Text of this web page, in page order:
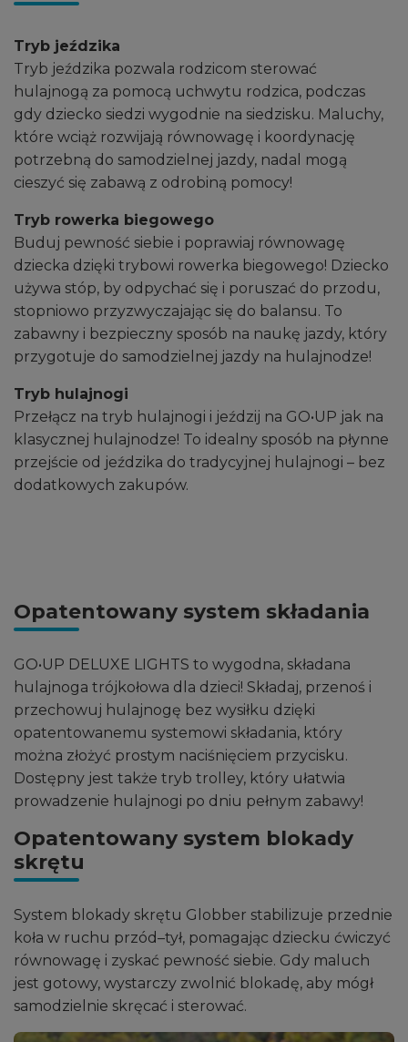
Tryb jeździka
Tryb jeździka pozwala rodzicom sterować
hulajnogą za pomocą uchwytu rodzica, podczas
gdy dziecko siedzi wygodnie na siedzisku. Maluchy,
które wciąż rozwijają równowagę i koordynację
potrzebną do samodzielnej jazdy, nadal mogą
cieszyć się zabawą z odrobiną pomocy!
Tryb rowerka biegowego
Buduj pewność siebie i poprawiaj równowagę
dziecka dzięki trybowi rowerka biegowego! Dziecko
używa stóp, by odpychać się i poruszać do przodu,
stopniowo przyzwyczajając się do balansu. To
zabawny i bezpieczny sposób na naukę jazdy, który
przygotuje do samodzielnej jazdy na hulajnodze!
Tryb hulajnogi
Przełącz na tryb hulajnogi i jeździj na GO•UP jak na
klasycznej hulajnodze! To idealny sposób na płynne
przejście od jeździka do tradycyjnej hulajnogi – bez
dodatkowych zakupów.
Opatentowany system składania
GO•UP DELUXE LIGHTS to wygodna, składana
hulajnoga trójkołowa dla dzieci! Składaj, przenoś i
przechowuj hulajnogę bez wysiłku dzięki
opatentowanemu systemowi składania, który
można złożyć prostym naciśnięciem przycisku.
Dostępny jest także tryb trolley, który ułatwia
prowadzenie hulajnogi po dniu pełnym zabawy!
Opatentowany system blokady
skrętu
System blokady skrętu Globber stabilizuje przednie
koła w ruchu przód–tył, pomagając dziecku ćwiczyć
równowagę i zyskać pewność siebie. Gdy maluch
jest gotowy, wystarczy zwolnić blokadę, aby mógł
samodzielnie skręcać i sterować.